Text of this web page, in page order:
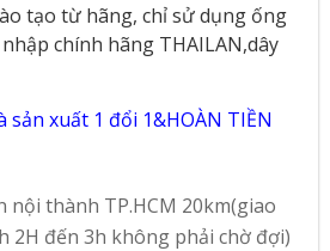
tạo từ hãng, chỉ sử dụng ống
chính hãng THAILAN,dây
sản xuất 1 đổi 1&HOÀN TIỀN
nội thành TP.HCM 20km(giao
2H đến 3h không phải chờ đợi)